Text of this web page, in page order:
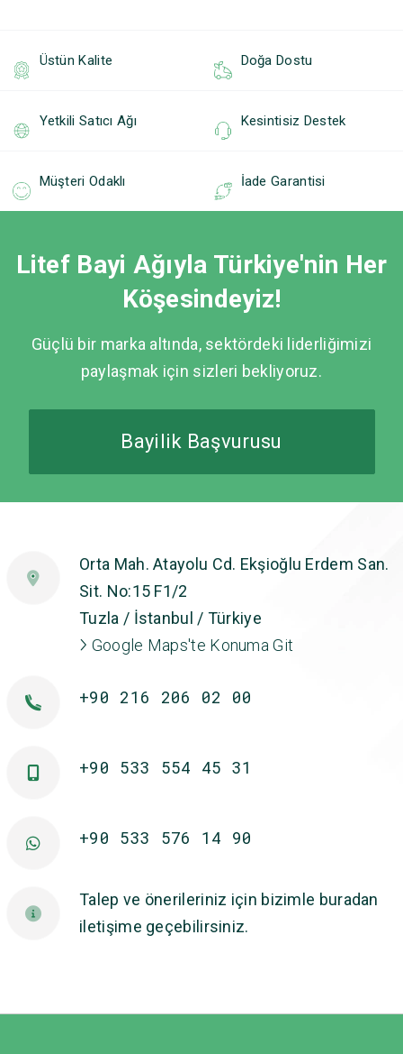
Üstün Kalite Doğa Dostu
Yetkili Satıcı Ağı Kesintisiz Destek
Müşteri Odaklı İade Garantisi
Litef Bayi Ağıyla Türkiye'nin Her
Köşesindeyiz!
Güçlü bir marka altında, sektördeki liderliğimizi
paylaşmak için sizleri bekliyoruz.
Bayilik Başvurusu
Orta Mah. Atayolu Cd. Ekşioğlu Erdem San.
Sit. No:15 F1/2
Tuzla / İstanbul / Türkiye
Google Maps'te Konuma Git
+90 216 206 02 00
+90 533 554 45 31
+90 533 576 14 90
Talep ve önerileriniz için bizimle buradan
iletişime geçebilirsiniz.